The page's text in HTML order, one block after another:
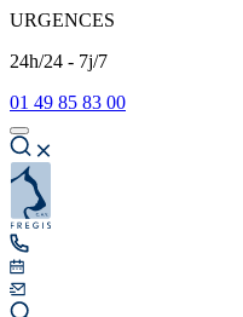
URGENCES
24h/24 - 7j/7
01 49 85 83 00